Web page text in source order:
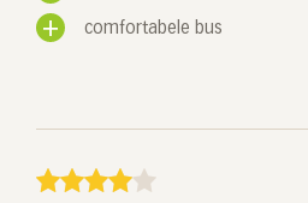
comfortabele bus